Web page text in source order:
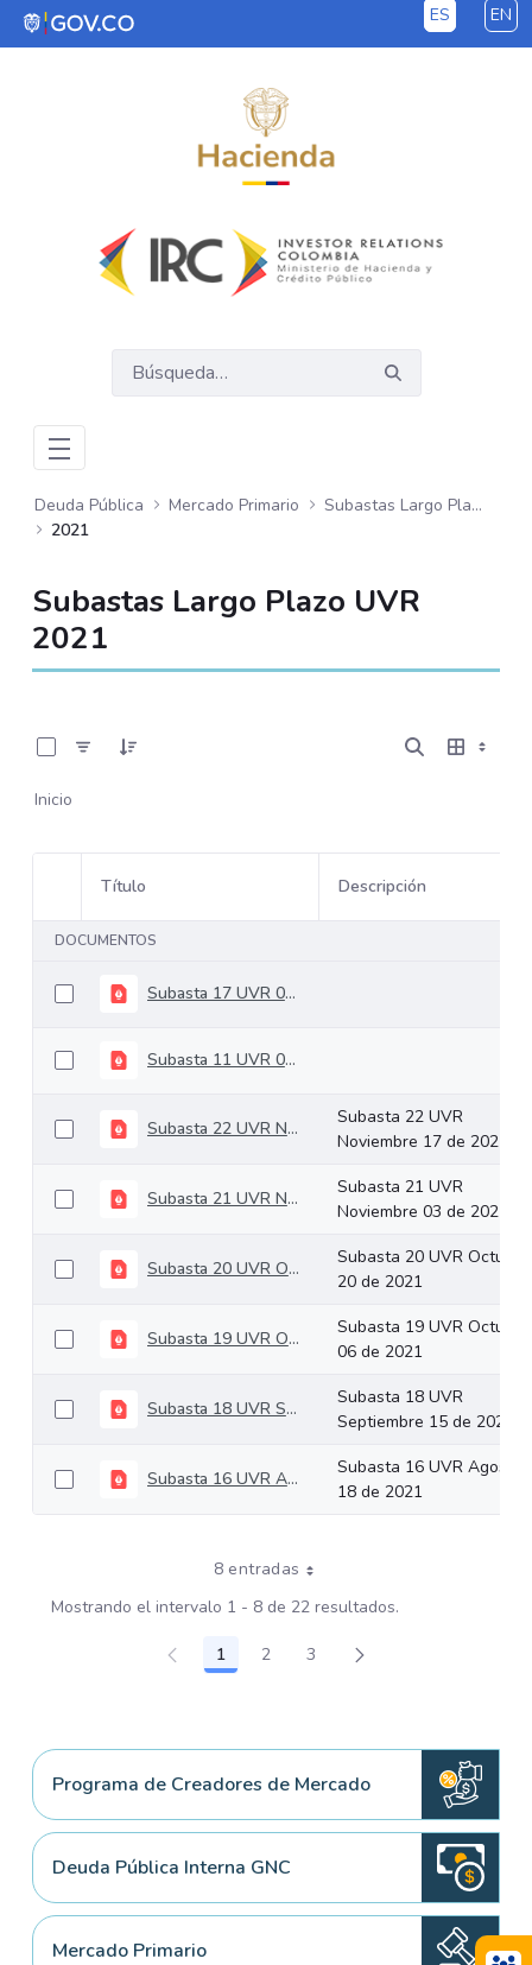
Saltar al contenido principal ES EN
Deuda Pública Mercado Primario
Subastas Largo Plazo - UVR
2021
Subastas Largo Plazo UVR
2021
Inicio
Selección del elemento
Título Descripción
DOCUMENTOS
Subasta 17 UVR 01-09-2021
Subasta 11 UVR 02-06-2021
Subasta 22 UVR Noviembre 17 de 2021
Subasta 22 UVR
Noviembre 17 de 2021
Subasta 21 UVR Noviembre 03 de 2021
Subasta 21 UVR
Noviembre 03 de 2021
Subasta 20 UVR Octubre 20 de 2021
Subasta 20 UVR Octubre
20 de 2021
Subasta 19 UVR Octubre 06 de 2021
Subasta 19 UVR Octubre
06 de 2021
Subasta 18 UVR Septiembre 15 de 2021
Subasta 18 UVR
Septiembre 15 de 2021
Subasta 16 UVR Agosto 18 de 2021
Subasta 16 UVR Agosto
18 de 2021
8 entradas
Mostrando el intervalo 1 - 8 de 22 resultados.
Página
1 Página
2 Página
3
Programa de Creadores de Mercado
Deuda Pública Interna GNC
Mercado Primario